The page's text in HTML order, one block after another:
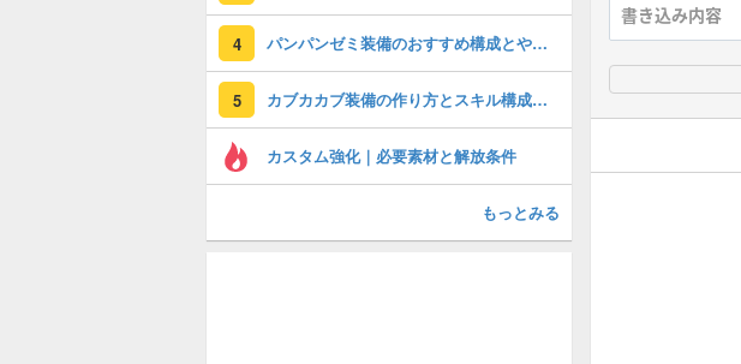
4 パンパンゼミ装備のおすすめ構成とやり方
5 カブカカブ装備の作り方とスキル構成・強みと弱みも紹介
カスタム強化｜必要素材と解放条件
もっとみる